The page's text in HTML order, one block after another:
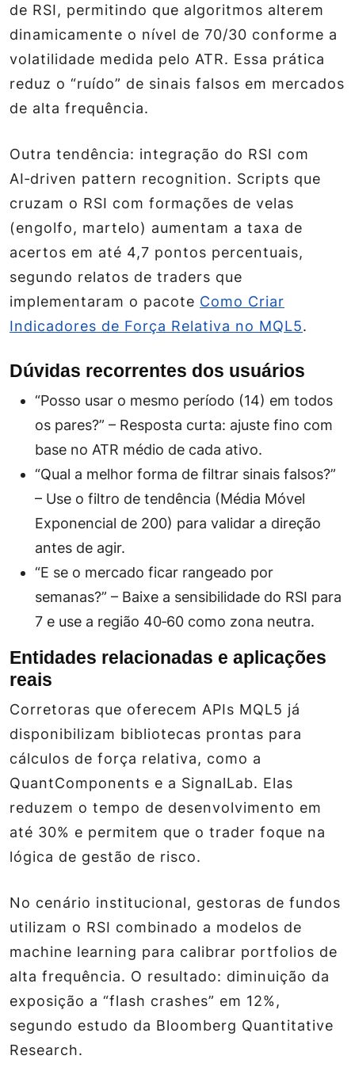
de RSI, permitindo que algoritmos alterem
dinamicamente o nível de 70/30 conforme a
volatilidade medida pelo ATR. Essa prática
reduz o “ruído” de sinais falsos em mercados
de alta frequência.
Outra tendência: integração do RSI com
AI‑driven pattern recognition. Scripts que
cruzam o RSI com formações de velas
(engolfo, martelo) aumentam a taxa de
acertos em até 4,7 pontos percentuais,
segundo relatos de traders que
implementaram o pacote Como Criar
Indicadores de Força Relativa no MQL5.
Dúvidas recorrentes dos usuários
“Posso usar o mesmo período (14) em todos
os pares?” – Resposta curta: ajuste fino com
base no ATR médio de cada ativo.
“Qual a melhor forma de filtrar sinais falsos?”
– Use o filtro de tendência (Média Móvel
Exponencial de 200) para validar a direção
antes de agir.
“E se o mercado ficar rangeado por
semanas?” – Baixe a sensibilidade do RSI para
7 e use a região 40‑60 como zona neutra.
Entidades relacionadas e aplicações
reais
Corretoras que oferecem APIs MQL5 já
disponibilizam bibliotecas prontas para
cálculos de força relativa, como a
QuantComponents e a SignalLab. Elas
reduzem o tempo de desenvolvimento em
até 30% e permitem que o trader foque na
lógica de gestão de risco.
No cenário institucional, gestoras de fundos
utilizam o RSI combinado a modelos de
machine learning para calibrar portfolios de
alta frequência. O resultado: diminuição da
exposição a “flash crashes” em 12%,
segundo estudo da Bloomberg Quantitative
Research.